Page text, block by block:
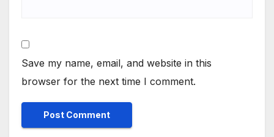
Save my name, email, and website in this
browser for the next time I comment.